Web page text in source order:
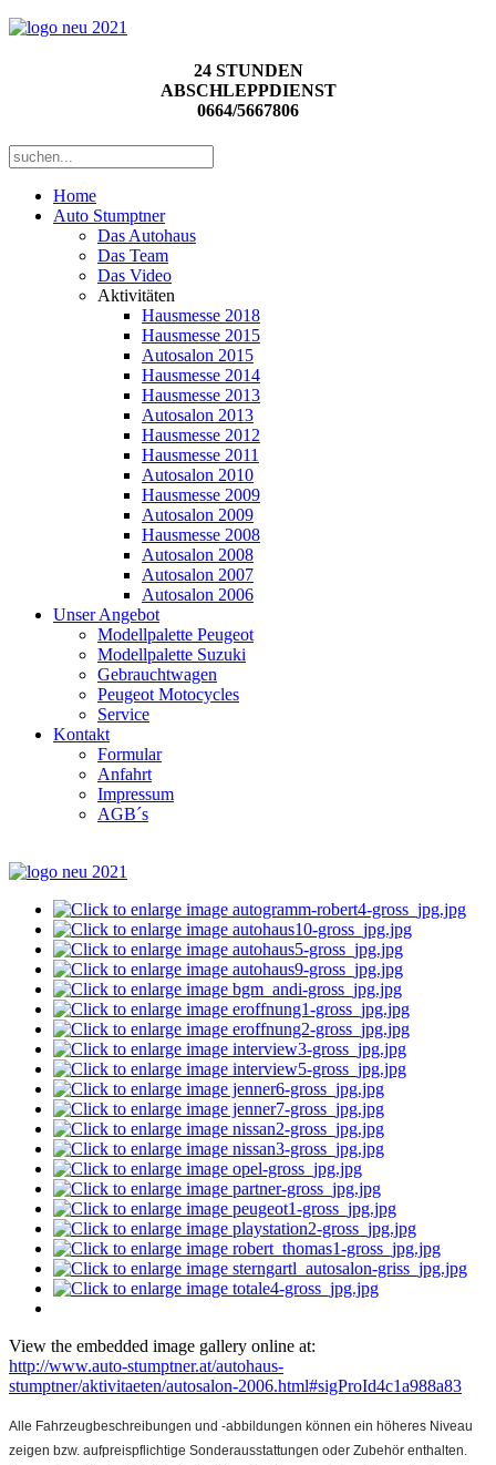
24 STUNDEN
ABSCHLEPPDIENST
0664/5667806
Home
Auto Stumptner
Das Autohaus
Das Team
Das Video
Aktivitäten
Hausmesse 2018
Hausmesse 2015
Autosalon 2015
Hausmesse 2014
Hausmesse 2013
Autosalon 2013
Hausmesse 2012
Hausmesse 2011
Autosalon 2010
Hausmesse 2009
Autosalon 2009
Hausmesse 2008
Autosalon 2008
Autosalon 2007
Autosalon 2006
Unser Angebot
Modellpalette Peugeot
Modellpalette Suzuki
Gebrauchtwagen
Peugeot Motocycles
Service
Kontakt
Formular
Anfahrt
Impressum
AGB´s
View the embedded image gallery online at:
http://www.auto-stumptner.at/autohaus-
stumptner/aktivitaeten/autosalon-2006.html#sigProId4c1a988a83
Alle Fahrzeugbeschreibungen und -abbildungen können ein höheres Niveau
zeigen bzw. aufpreispflichtige Sonderausstattungen oder Zubehör enthalten.